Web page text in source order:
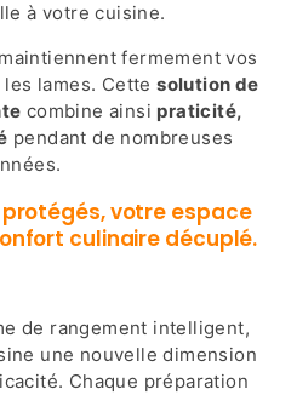
à votre cuisine.
fermement vos
les lames. Cettesolution de
combine ainsi praticité,
pendant de nombreuses
votre espace
culinaire décuplé.
de rangement intelligent,
une nouvelle dimension
Chaque préparation